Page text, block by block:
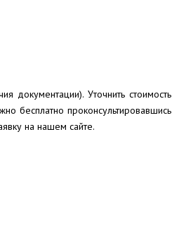
документации). Уточнить стоимость
бесплатно проконсультировавшись
на нашем сайте.